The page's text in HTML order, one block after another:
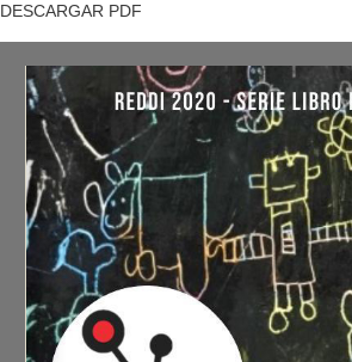
DESCARGAR PDF